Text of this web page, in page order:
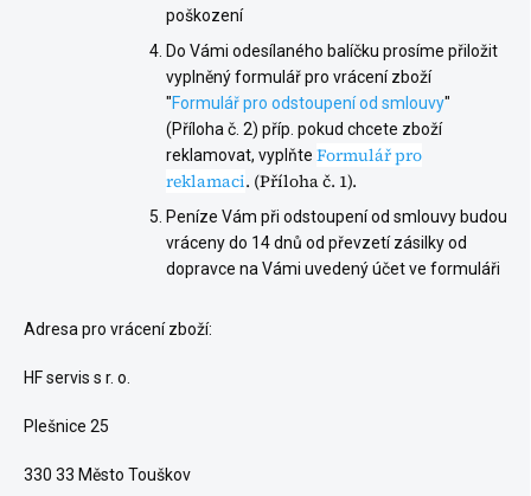
poškození
Do Vámi odesílaného balíčku prosíme přiložit
vyplněný formulář pro vrácení zboží
"Formulář pro odstoupení od smlouvy"
(Příloha č. 2) příp. pokud chcete zboží
reklamovat, vyplňte Formulář pro
reklamaci. (Příloha č. 1).
Peníze Vám při odstoupení od smlouvy budou
vráceny do 14 dnů od převzetí zásilky od
dopravce na Vámi uvedený účet ve formuláři
Adresa pro vrácení zboží:
HF servis s r. o.
Plešnice 25
330 33 Město Touškov